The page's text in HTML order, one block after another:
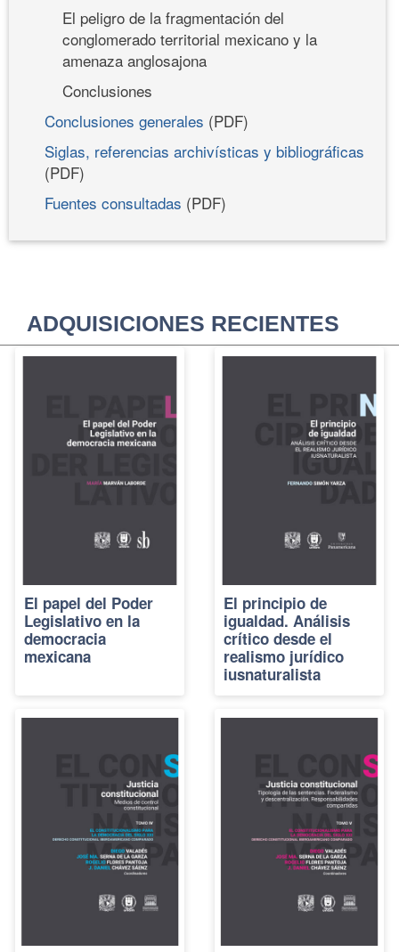
El peligro de la fragmentación del
conglomerado territorial mexicano y la
amenaza anglosajona
Conclusiones
Conclusiones generales (PDF)
Siglas, referencias archivísticas y bibliográficas
(PDF)
Fuentes consultadas (PDF)
ADQUISICIONES RECIENTES
El papel del Poder
Legislativo en la
democracia
mexicana
El principio de
igualdad. Análisis
crítico desde el
realismo jurídico
iusnaturalista